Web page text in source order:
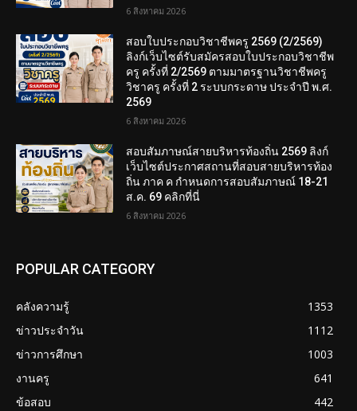
6 สิงหาคม 2026
สอบใบประกอบวิชาชีพครู 2569 (2/2569)
ลิงก์เว็บไซต์รับสมัครสอบใบประกอบวิชาชีพ
ครู ครั้งที่ 2/2569 ตามมาตรฐานวิชาชีพครู
วิชาครู ครั้งที่ 2 ระบบกระดาษ ประจำปี พ.ศ.
2569
6 สิงหาคม 2026
สอบสัมภาษณ์สายบริหารท้องถิ่น 2569 ลิงก์
เว็บไซต์ประกาศสถานที่สอบสายบริหารท้อง
ถิ่น ภาค ค กำหนดการสอบสัมภาษณ์ 18-21
ส.ค. 69 คลิกที่นี่
6 สิงหาคม 2026
POPULAR CATEGORY
คลังความรู้
1353
ข่าวประจำวัน
1112
ข่าวการศึกษา
1003
งานครู
641
ข้อสอบ
442